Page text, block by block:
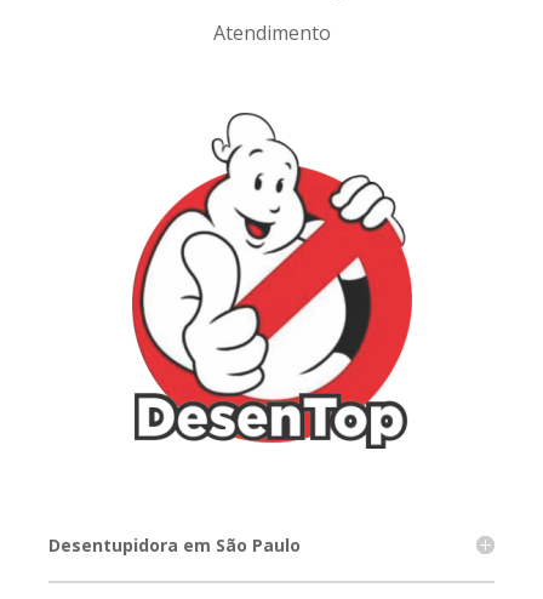
Atendimento
Desentupidora em São Paulo